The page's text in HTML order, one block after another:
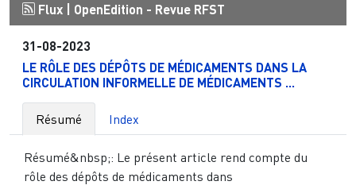
Flux | OpenEdition - Revue RFST
31-08-2023
LE RÔLE DES DÉPÔTS DE MÉDICAMENTS DANS LA
CIRCULATION INFORMELLE DE MÉDICAMENTS ...
Résumé Index
Résumé&nbsp;: Le présent article rend compte du
rôle des dépôts de médicaments dans